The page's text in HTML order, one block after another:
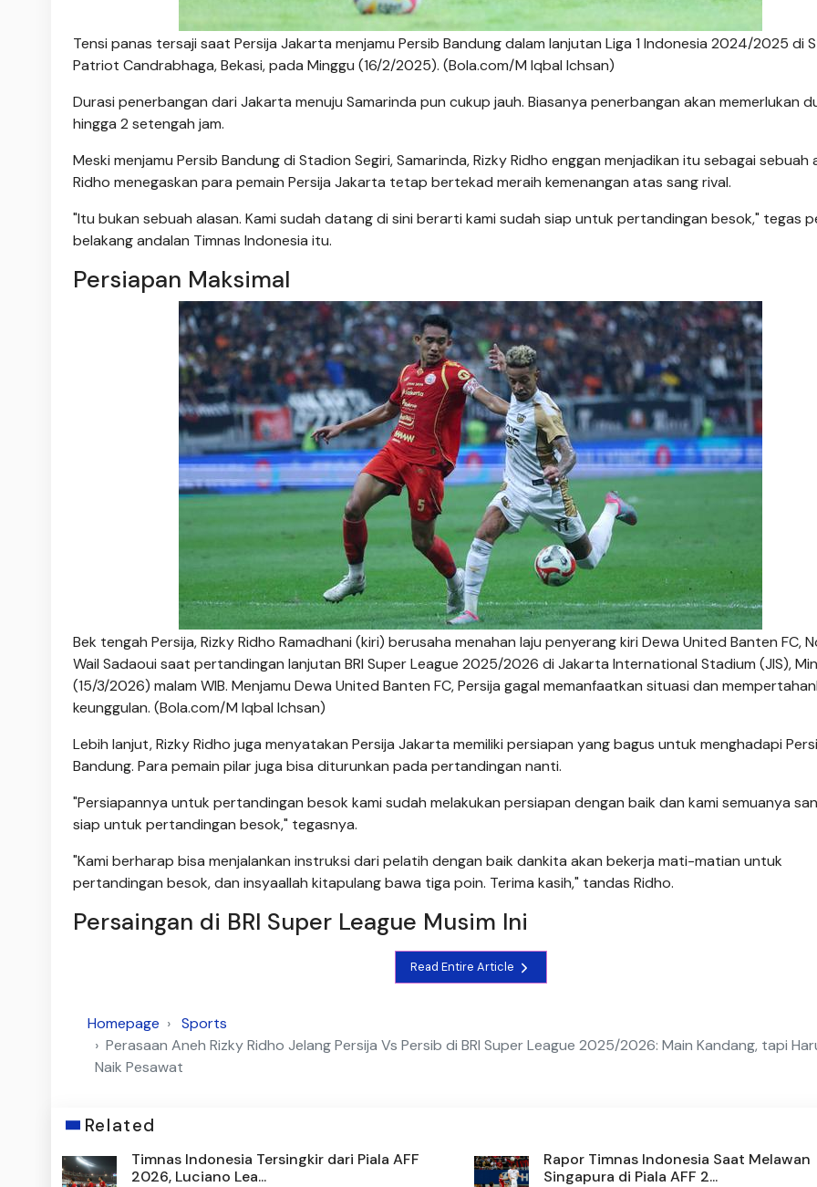
Tensi panas tersaji saat Persija Jakarta menjamu Persib Bandung dalam lanjutan Liga 1 Indonesia 2024/2025 di
Patriot Candrabhaga, Bekasi, pada Minggu (16/2/2025). (Bola.com/M Iqbal Ichsan)
Durasi penerbangan dari Jakarta menuju Samarinda pun cukup jauh. Biasanya penerbangan akan memerlukan
hingga 2 setengah jam.
Meski menjamu Persib Bandung di Stadion Segiri, Samarinda, Rizky Ridho enggan menjadikan itu sebagai sebuah
Ridho menegaskan para pemain Persija Jakarta tetap bertekad meraih kemenangan atas sang rival.
"Itu bukan sebuah alasan. Kami sudah datang di sini berarti kami sudah siap untuk pertandingan besok," tegas
belakang andalan Timnas Indonesia itu.
Persiapan Maksimal
Bek tengah Persija, Rizky Ridho Ramadhani (kiri) berusaha menahan laju penyerang kiri Dewa United Banten FC,
Wail Sadaoui saat pertandingan lanjutan BRI Super League 2025/2026 di Jakarta International Stadium (JIS),
(15/3/2026) malam WIB. Menjamu Dewa United Banten FC, Persija gagal memanfaatkan situasi dan
keunggulan. (Bola.com/M Iqbal Ichsan)
Lebih lanjut, Rizky Ridho juga menyatakan Persija Jakarta memiliki persiapan yang bagus untuk menghadapi
Bandung. Para pemain pilar juga bisa diturunkan pada pertandingan nanti.
"Persiapannya untuk pertandingan besok kami sudah melakukan persiapan dengan baik dan kami semuanya
siap untuk pertandingan besok," tegasnya.
"Kami berharap bisa menjalankan instruksi dari pelatih dengan baik dankita akan bekerja mati-matian untuk
pertandingan besok, dan insyaallah kitapulang bawa tiga poin. Terima kasih," tandas Ridho.
Persaingan di BRI Super League Musim Ini
Read Entire Article
Homepage
Sports
Perasaan Aneh Rizky Ridho Jelang Persija Vs Persib di BRI Super League 2025/2026: Main Kandang, tapi
Naik Pesawat
Related
Timnas Indonesia Tersingkir dari Piala AFF
2026, Luciano Lea...
Rapor Timnas Indonesia Saat Melawan
Singapura di Piala AFF 2...